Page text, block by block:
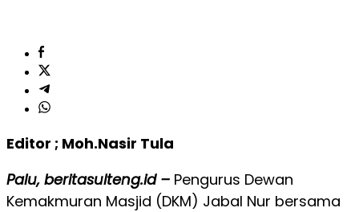
Editor ; Moh.Nasir Tula
Palu, beritasulteng.id – Pengurus Dewan
Kemakmuran Masjid (DKM) Jabal Nur bersama